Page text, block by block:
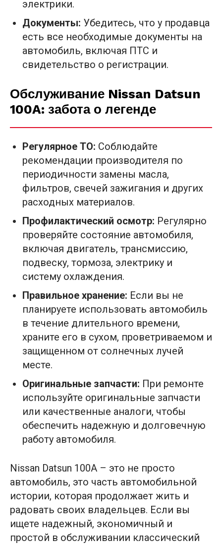
электрики.
Документы: Убедитесь, что у продавца
есть все необходимые документы на
автомобиль, включая ПТС и
свидетельство о регистрации.
Обслуживание Nissan Datsun
100A: забота о легенде
Регулярное ТО: Соблюдайте
рекомендации производителя по
периодичности замены масла,
фильтров, свечей зажигания и других
расходных материалов.
Профилактический осмотр: Регулярно
проверяйте состояние автомобиля,
включая двигатель, трансмиссию,
подвеску, тормоза, электрику и
систему охлаждения.
Правильное хранение: Если вы не
планируете использовать автомобиль
в течение длительного времени,
храните его в сухом, проветриваемом и
защищенном от солнечных лучей
месте.
Оригинальные запчасти: При ремонте
используйте оригинальные запчасти
или качественные аналоги, чтобы
обеспечить надежную и долговечную
работу автомобиля.
Nissan Datsun 100A – это не просто
автомобиль, это часть автомобильной
истории, которая продолжает жить и
радовать своих владельцев. Если вы
ищете надежный, экономичный и
простой в обслуживании классический